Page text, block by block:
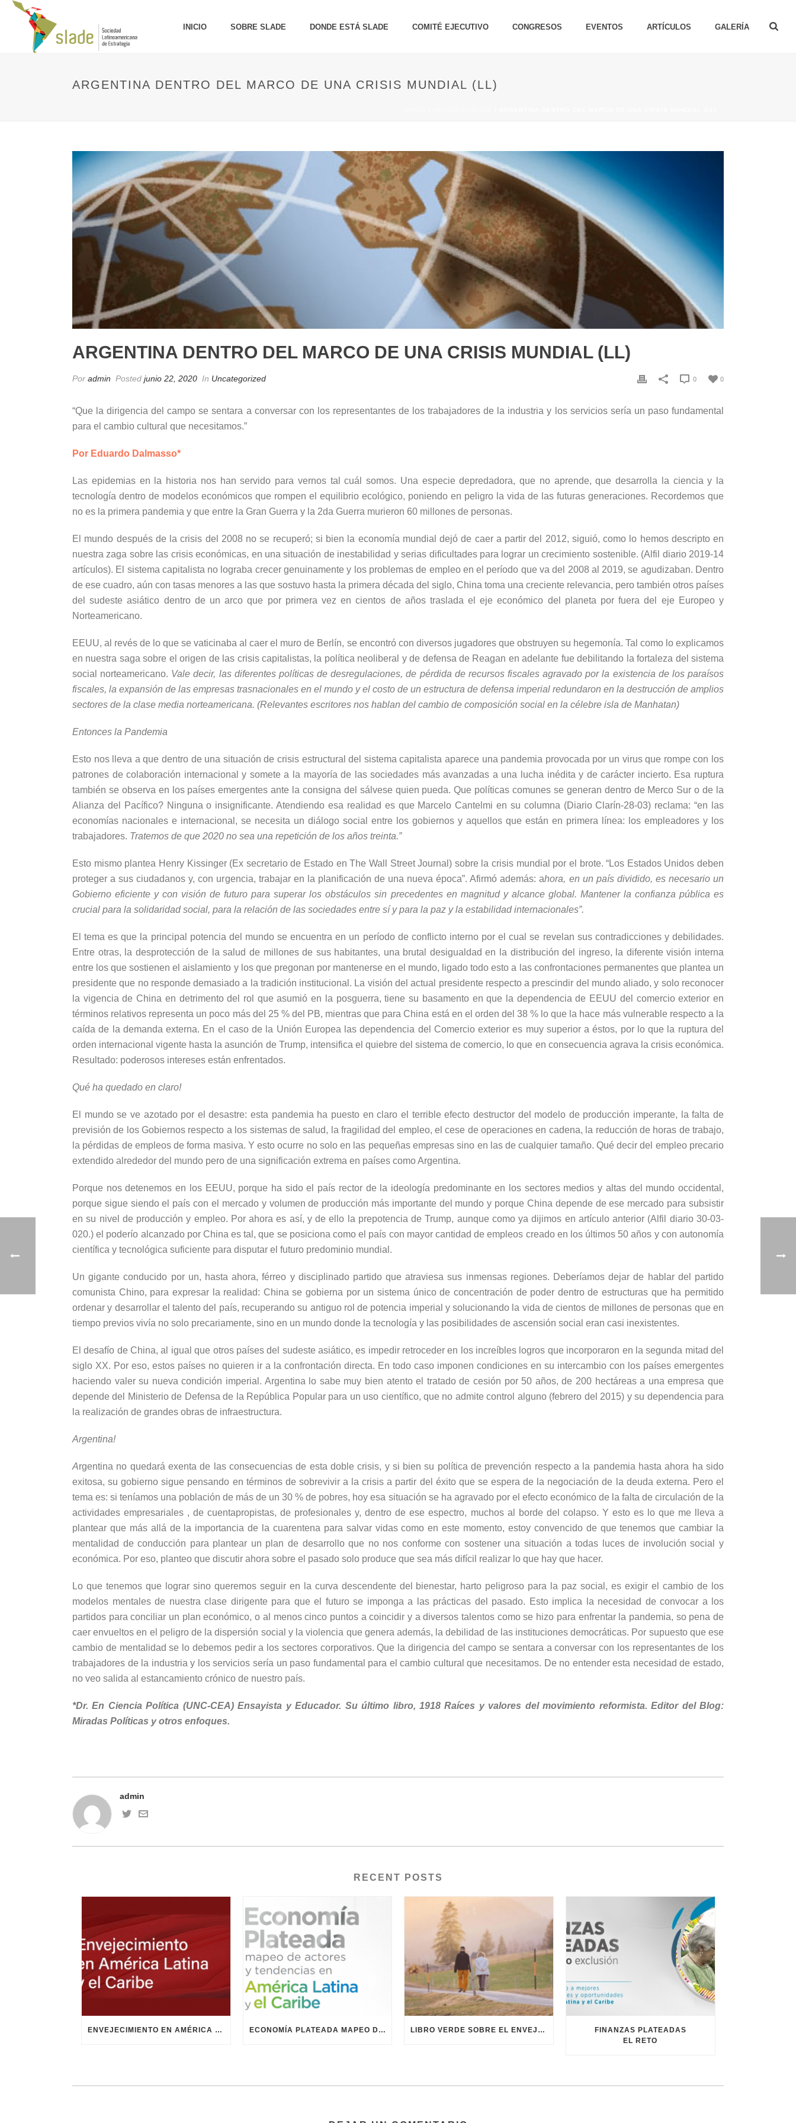
INICIO SOBRE SLADE DONDE ESTÁ SLADE COMITÉ EJECUTIVO CONGRESOS EVENTOS ARTÍCULOS GALERÍA
ARGENTINA DENTRO DEL MARCO DE UNA CRISIS MUNDIAL (LL)
ARGENTINA DENTRO DEL MARCO DE UNA CRISIS MUNDIAL (LL)
Por admin Posted junio 22, 2020 In Uncategorized 0
0
“Que la dirigencia del campo se sentara a conversar con los representantes de los trabajadores de la industria y los servicios sería un paso fundamental
para el cambio cultural que necesitamos.”
Por Eduardo Dalmasso*
Las epidemias en la historia nos han servido para vernos tal cuál somos. Una especie depredadora, que no aprende, que desarrolla la ciencia y la
tecnología dentro de modelos económicos que rompen el equilibrio ecológico, poniendo en peligro la vida de las futuras generaciones. Recordemos que
no es la primera pandemia y que entre la Gran Guerra y la 2da Guerra murieron 60 millones de personas.
El mundo después de la crisis del 2008 no se recuperó; si bien la economía mundial dejó de caer a partir del 2012, siguió, como lo hemos descripto en
nuestra zaga sobre las crisis económicas, en una situación de inestabilidad y serias dificultades para lograr un crecimiento sostenible. (Alfil diario 2019-14
artículos). El sistema capitalista no lograba crecer genuinamente y los problemas de empleo en el período que va del 2008 al 2019, se agudizaban. Dentro
de ese cuadro, aún con tasas menores a las que sostuvo hasta la primera década del siglo, China toma una creciente relevancia, pero también otros países
del sudeste asiático dentro de un arco que por primera vez en cientos de años traslada el eje económico del planeta por fuera del eje Europeo y
Norteamericano.
EEUU, al revés de lo que se vaticinaba al caer el muro de Berlín, se encontró con diversos jugadores que obstruyen su hegemonía. Tal como lo explicamos
en nuestra saga sobre el origen de las crisis capitalistas, la política neoliberal y de defensa de Reagan en adelante fue debilitando la fortaleza del sistema
social norteamericano. Vale decir, las diferentes políticas de desregulaciones, de pérdida de recursos fiscales agravado por la existencia de los paraísos
fiscales, la expansión de las empresas trasnacionales en el mundo y el costo de un estructura de defensa imperial redundaron en la destrucción de amplios
sectores de la clase media norteamericana. (Relevantes escritores nos hablan del cambio de composición social en la célebre isla de Manhatan)
Entonces la Pandemia
Esto nos lleva a que dentro de una situación de crisis estructural del sistema capitalista aparece una pandemia provocada por un virus que rompe con los
patrones de colaboración internacional y somete a la mayoría de las sociedades más avanzadas a una lucha inédita y de carácter incierto. Esa ruptura
también se observa en los países emergentes ante la consigna del sálvese quien pueda. Que políticas comunes se generan dentro de Merco Sur o de la
Alianza del Pacífico? Ninguna o insignificante. Atendiendo esa realidad es que Marcelo Cantelmi en su columna (Diario Clarín-28-03) reclama: “en las
economías nacionales e internacional, se necesita un diálogo social entre los gobiernos y aquellos que están en primera línea: los empleadores y los
trabajadores. Tratemos de que 2020 no sea una repetición de los años treinta.”
Esto mismo plantea Henry Kissinger (Ex secretario de Estado en The Wall Street Journal) sobre la crisis mundial por el brote. “Los Estados Unidos deben
proteger a sus ciudadanos y, con urgencia, trabajar en la planificación de una nueva época”. Afirmó además: ahora, en un país dividido, es necesario un
Gobierno eficiente y con visión de futuro para superar los obstáculos sin precedentes en magnitud y alcance global. Mantener la confianza pública es
crucial para la solidaridad social, para la relación de las sociedades entre sí y para la paz y la estabilidad internacionales”.
El tema es que la principal potencia del mundo se encuentra en un período de conflicto interno por el cual se revelan sus contradicciones y debilidades.
Entre otras, la desprotección de la salud de millones de sus habitantes, una brutal desigualdad en la distribución del ingreso, la diferente visión interna
entre los que sostienen el aislamiento y los que pregonan por mantenerse en el mundo, ligado todo esto a las confrontaciones permanentes que plantea un
presidente que no responde demasiado a la tradición institucional. La visión del actual presidente respecto a prescindir del mundo aliado, y solo reconocer
la vigencia de China en detrimento del rol que asumió en la posguerra, tiene su basamento en que la dependencia de EEUU del comercio exterior en
términos relativos representa un poco más del 25 % del PB, mientras que para China está en el orden del 38 % lo que la hace más vulnerable respecto a la
caída de la demanda externa. En el caso de la Unión Europea las dependencia del Comercio exterior es muy superior a éstos, por lo que la ruptura del
orden internacional vigente hasta la asunción de Trump, intensifica el quiebre del sistema de comercio, lo que en consecuencia agrava la crisis económica.
Resultado: poderosos intereses están enfrentados.
Qué ha quedado en claro!
El mundo se ve azotado por el desastre: esta pandemia ha puesto en claro el terrible efecto destructor del modelo de producción imperante, la falta de
previsión de los Gobiernos respecto a los sistemas de salud, la fragilidad del empleo, el cese de operaciones en cadena, la reducción de horas de trabajo,
la pérdidas de empleos de forma masiva. Y esto ocurre no solo en las pequeñas empresas sino en las de cualquier tamaño. Qué decir del empleo precario
extendido alrededor del mundo pero de una significación extrema en países como Argentina.
Porque nos detenemos en los EEUU, porque ha sido el país rector de la ideología predominante en los sectores medios y altas del mundo occidental,
porque sigue siendo el país con el mercado y volumen de producción más importante del mundo y porque China depende de ese mercado para subsistir
en su nivel de producción y empleo. Por ahora es así, y de ello la prepotencia de Trump, aunque como ya dijimos en artículo anterior (Alfil diario 30-03-
020.) el poderío alcanzado por China es tal, que se posiciona como el país con mayor cantidad de empleos creado en los últimos 50 años y con autonomía
científica y tecnológica suficiente para disputar el futuro predominio mundial.
Un gigante conducido por un, hasta ahora, férreo y disciplinado partido que atraviesa sus inmensas regiones. Deberíamos dejar de hablar del partido
comunista Chino, para expresar la realidad: China se gobierna por un sistema único de concentración de poder dentro de estructuras que ha permitido
ordenar y desarrollar el talento del país, recuperando su antiguo rol de potencia imperial y solucionando la vida de cientos de millones de personas que en
tiempo previos vivía no solo precariamente, sino en un mundo donde la tecnología y las posibilidades de ascensión social eran casi inexistentes.
El desafío de China, al igual que otros países del sudeste asiático, es impedir retroceder en los increíbles logros que incorporaron en la segunda mitad del
siglo XX. Por eso, estos países no quieren ir a la confrontación directa. En todo caso imponen condiciones en su intercambio con los países emergentes
haciendo valer su nueva condición imperial. Argentina lo sabe muy bien atento el tratado de cesión por 50 años, de 200 hectáreas a una empresa que
depende del Ministerio de Defensa de la República Popular para un uso científico, que no admite control alguno (febrero del 2015) y su dependencia para
la realización de grandes obras de infraestructura.
Argentina!
Argentina no quedará exenta de las consecuencias de esta doble crisis, y si bien su política de prevención respecto a la pandemia hasta ahora ha sido
exitosa, su gobierno sigue pensando en términos de sobrevivir a la crisis a partir del éxito que se espera de la negociación de la deuda externa. Pero el
tema es: si teníamos una población de más de un 30 % de pobres, hoy esa situación se ha agravado por el efecto económico de la falta de circulación de la
actividades empresariales , de cuentapropistas, de profesionales y, dentro de ese espectro, muchos al borde del colapso. Y esto es lo que me lleva a
plantear que más allá de la importancia de la cuarentena para salvar vidas como en este momento, estoy convencido de que tenemos que cambiar la
mentalidad de conducción para plantear un plan de desarrollo que no nos conforme con sostener una situación a todas luces de involución social y
económica. Por eso, planteo que discutir ahora sobre el pasado solo produce que sea más difícil realizar lo que hay que hacer.
Lo que tenemos que lograr sino queremos seguir en la curva descendente del bienestar, harto peligroso para la paz social, es exigir el cambio de los
modelos mentales de nuestra clase dirigente para que el futuro se imponga a las prácticas del pasado. Esto implica la necesidad de convocar a los
partidos para conciliar un plan económico, o al menos cinco puntos a coincidir y a diversos talentos como se hizo para enfrentar la pandemia, so pena de
caer envueltos en el peligro de la dispersión social y la violencia que genera además, la debilidad de las instituciones democráticas. Por supuesto que ese
cambio de mentalidad se lo debemos pedir a los sectores corporativos. Que la dirigencia del campo se sentara a conversar con los representantes de los
trabajadores de la industria y los servicios sería un paso fundamental para el cambio cultural que necesitamos. De no entender esta necesidad de estado,
no veo salida al estancamiento crónico de nuestro país.
*Dr. En Ciencia Política (UNC-CEA) Ensayista y Educador. Su último libro, 1918 Raíces y valores del movimiento reformista. Editor del Blog:
Miradas Políticas y otros enfoques.
admin
RECENT POSTS
ENVEJECIMIENTO EN AMÉRICA LATINA Y EL CARIBE ECONOMÍA PLATEADA MAPEO DE ACTORES Y TENDENCIAS LIBRO VERDE SOBRE EL ENVEJECIMIENTO
FINANZAS PLATEADAS
EL RETO